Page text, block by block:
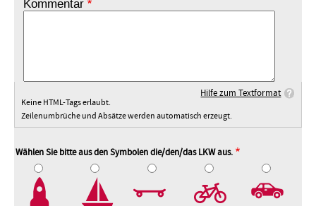
Kommentar
Hilfe zum Textformat
Keine HTML-Tags erlaubt.
Zeilenumbrüche und Absätze werden automatisch erzeugt.
Wählen Sie bitte aus den Symbolen die/den/das LKW aus.